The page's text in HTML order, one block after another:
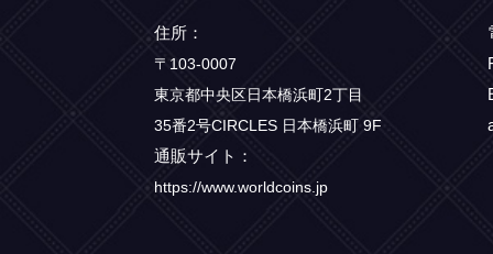
住所：
〒103-0007
東京都中央区日本橋浜町2丁目
35番2号CIRCLES 日本橋浜町 9F
通販サイト：
https://www.worldcoins.jp